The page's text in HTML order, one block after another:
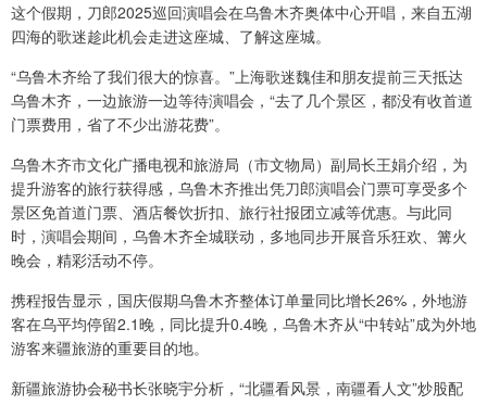
这个假期，刀郎2025巡回演唱会在乌鲁木齐奥体中心开唱，来自五湖
四海的歌迷趁此机会走进这座城、了解这座城。
“乌鲁木齐给了我们很大的惊喜。”上海歌迷魏佳和朋友提前三天抵达
乌鲁木齐，一边旅游一边等待演唱会，“去了几个景区，都没有收首道
门票费用，省了不少出游花费”。
乌鲁木齐市文化广播电视和旅游局（市文物局）副局长王娟介绍，为
提升游客的旅行获得感，乌鲁木齐推出凭刀郎演唱会门票可享受多个
景区免首道门票、酒店餐饮折扣、旅行社报团立减等优惠。与此同
时，演唱会期间，乌鲁木齐全城联动，多地同步开展音乐狂欢、篝火
晚会，精彩活动不停。
携程报告显示，国庆假期乌鲁木齐整体订单量同比增长26%，外地游
客在乌平均停留2.1晚，同比提升0.4晚，乌鲁木齐从“中转站”成为外地
游客来疆旅游的重要目的地。
新疆旅游协会秘书长张晓宇分析，“北疆看风景，南疆看人文”炒股配